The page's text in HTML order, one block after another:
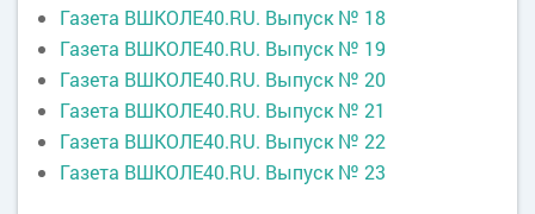
Газета ВШКОЛЕ40.RU. Выпуск № 18
Газета ВШКОЛЕ40.RU. Выпуск № 19
Газета ВШКОЛЕ40.RU. Выпуск № 20
Газета ВШКОЛЕ40.RU. Выпуск № 21
Газета ВШКОЛЕ40.RU. Выпуск № 22
Газета ВШКОЛЕ40.RU. Выпуск № 23